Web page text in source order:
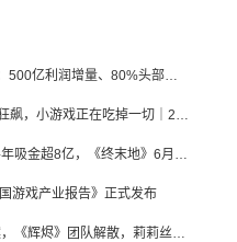
游戏AI“账本”公开：500亿利润增量、80%头部入局，谁在闷声发财？
端游“复活”，出海狂飙，小游戏正在吃掉一切｜2026上半年产业报告
仅苹果谷歌商店半年吸金超8亿，《终末地》6月份收入显著回暖
游戏产业报告》正式发布
腾讯曝百亿收购案，《辉烬》团队解散，莉莉丝新作曝光｜陀螺周报